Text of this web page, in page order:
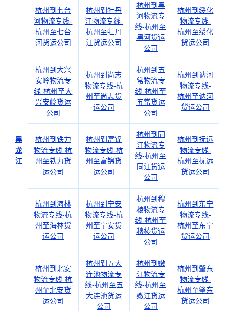
黑
龙
江
杭州到七台
河物流专线-
杭州至七台
河货运公司
杭州到牡丹
江物流专线-
杭州至牡丹
江货运公司
杭州到黑
河物流专
线-杭州至
黑河货运
公司
杭州到绥化
物流专线-
杭州至绥化
货运公司
杭州到大兴
安岭物流专
线-杭州至大
兴安岭货运
公司
杭州到尚志
物流专线-杭
州至尚志货
运公司
杭州到五
常物流专
线-杭州至
五常货运
公司
杭州到讷河
物流专线-
杭州至讷河
货运公司
杭州到铁力
物流专线-杭
州至铁力货
运公司
杭州到富锦
物流专线-杭
州至富锦货
运公司
杭州到同
江物流专
线-杭州至
同江货运
公司
杭州到抚远
物流专线-
杭州至抚远
货运公司
杭州到海林
物流专线-杭
州至海林货
运公司
杭州到宁安
物流专线-杭
州至宁安货
运公司
杭州到穆
棱物流专
线-杭州至
穆棱货运
公司
杭州到东宁
物流专线-
杭州至东宁
货运公司
杭州到北安
物流专线-杭
州至北安货
运公司
杭州到五大
连池物流专
线-杭州至五
大连池货运
公司
杭州到嫩
江物流专
线-杭州至
嫩江货运
公司
杭州到肇东
物流专线-
杭州至肇东
货运公司